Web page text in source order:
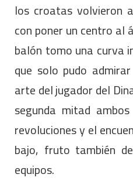
los croatas volvieron
con poner un centro al
balón tomo una curva
que solo pudo
arte del jugador del
segunda mitad
revoluciones y el
bajo, fruto también
equipos.